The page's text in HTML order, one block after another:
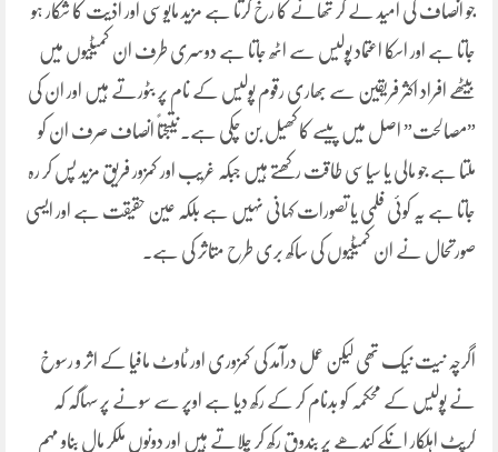
جو انصاف کی امید لے کر تھانے کا رخ کرتا ہے مزید مایوسی اور اذیت کا شکار ہو
جاتا ہے اور اسکا اعتماد پولیس سے اٹھ جاتا ہے دوسری طرف ان کمیٹیوں میں
بیٹھے افراد اکثر فریقین سے بھاری رقوم پولیس کے نام پر بٹورتے ہیں اور ان کی
”مصالحت” اصل میں پیسے کا کھیل بن چکی ہے۔ نتیجتاً انصاف صرف ان کو
ملتا ہے جو مالی یا سیاسی طاقت رکھتے ہیں جبکہ غریب اور کمزور فریق مزید پس کر رہ
جاتا ہے یہ کوئی فلمی یا تصورات کہانی نہیں ہے بلکہ عین حقیقت ہے اور ایسی
صورتحال نے ان کمیٹیوں کی ساکھ بری طرح متاثر کی ہے۔
اگرچہ نیت نیک تھی لیکن عمل درآمد کی کمزوری اور ٹاوٹ مافیا کے اثر و رسوخ
نے پولیس کے محکمہ کو بدنام کر کے رکھ دیا ہے اوپر سے سونے پر سہاگہ کہ
کرپٹ اہلکار انکے کندھے پر بندوق رکھ کر چلاتے ہیں اور دونوں ملکر مال بناو مہم